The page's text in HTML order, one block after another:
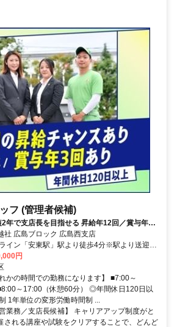
フ (管理者候補)
2年で支店長を目指せる 昇給年12回／賞与年3
らではの福利厚生多数あり
社 広島ブロック 広島西支店
イン「安東駅」駅より徒歩4分※駅より送迎あ
円
かの時間での勤務になります】 ■7:00～
～17:00（休憩60分） ◎年間休日120日以
1年単位の変形労働時間制 ...
業務／支店長候補】 キャリアアップ制度がと
される講座や試験をクリアすることで、どんど